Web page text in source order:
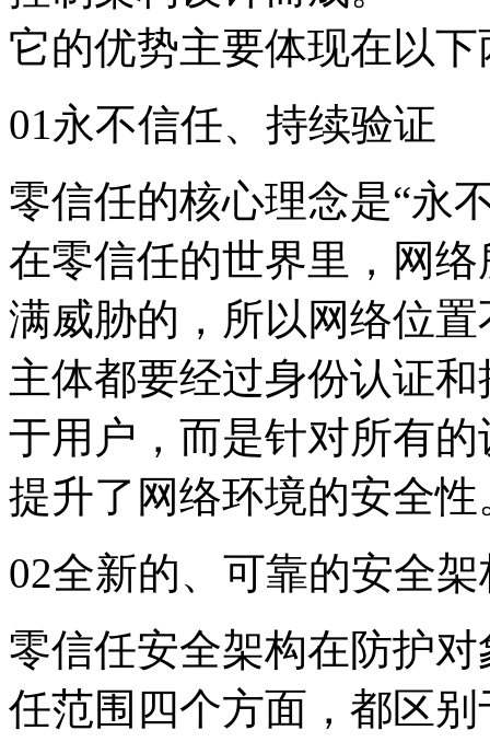
它的优势主要体现在以
01永不信任、持续验证
零信任的核心理念是“永
在零信任的世界里，网
满威胁的，所以网络位
主体都要经过身份认证
于用户，而是针对所有
提升了网络环境的安全性
02全新的、可靠的安全架
零信任安全架构在防护
任范围四个方面，都区